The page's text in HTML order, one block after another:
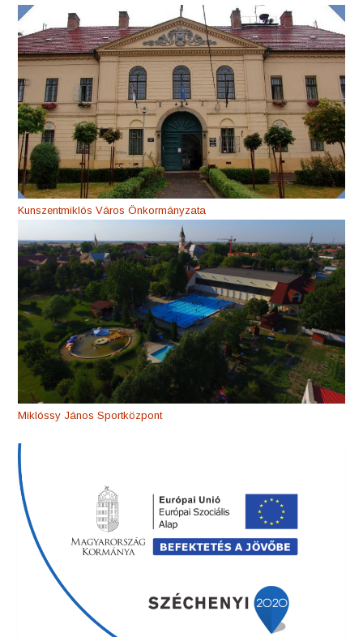
Kunszentmiklós Város Önkormányzata
Miklóssy János Sportközpont